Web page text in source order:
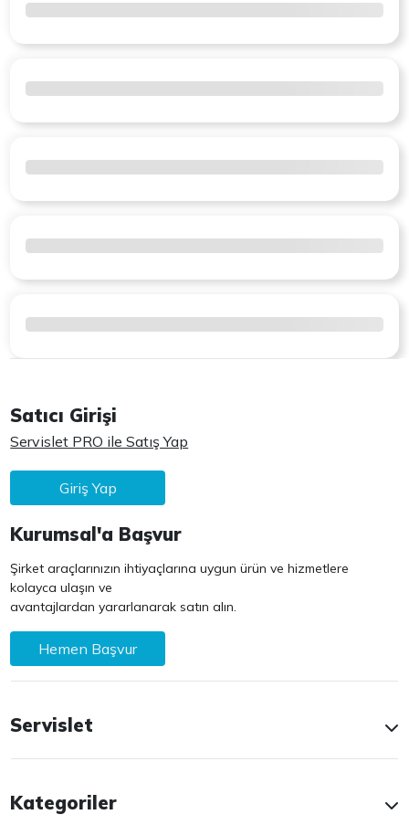
Satıcı Girişi
Servislet PRO ile Satış Yap
Giriş Yap
Kurumsal'a Başvur
Şirket araçlarınızın ihtiyaçlarına uygun ürün ve hizmetlere
kolayca ulaşın ve
avantajlardan yararlanarak satın alın.
Hemen Başvur
Servislet
Kategoriler